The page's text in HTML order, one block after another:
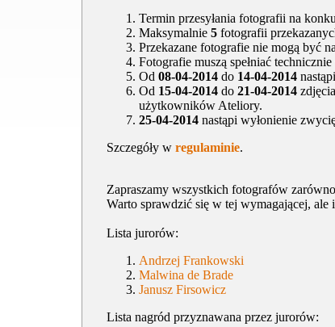
Termin przesyłania fotografii na
Maksymalnie 5 fotografii
Przekazane fotografie nie mogą być
Fotografie muszą spełniać
Od 08-04-2014 do 14-04-2014
Od 15-04-2014 do 21-04-2014
użytkowników Ateliory.
25-04-2014 nastąpi wyłonienie
Szczegóły w regulaminie.
Zapraszamy wszystkich fotografów
Warto sprawdzić się w tej wymagającej,
Lista jurorów:
Andrzej Frankowski
Malwina de Brade
Janusz Firsowicz
Lista nagród przyznawana przez jurorów: